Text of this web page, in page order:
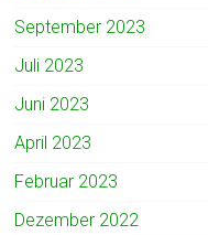
September 2023
Juli 2023
Juni 2023
April 2023
Februar 2023
Dezember 2022